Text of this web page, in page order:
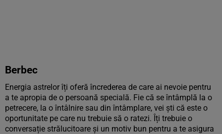
Berbec
Energia astrelor îți oferă încrederea de care ai nevoie pentru
a te apropia de o persoană specială. Fie că se întâmplă la o
petrecere, la o întâlnire sau din întâmplare, vei ști că este o
oportunitate pe care nu trebuie să o ratezi. Îți trebuie o
conversație strălucitoare și un motiv bun pentru a te asigura